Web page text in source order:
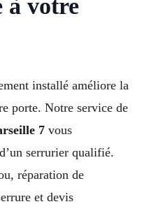
à votre
installé améliore la
porte. Notre service de
7 vous
serrurier qualifié.
réparation de
et devis